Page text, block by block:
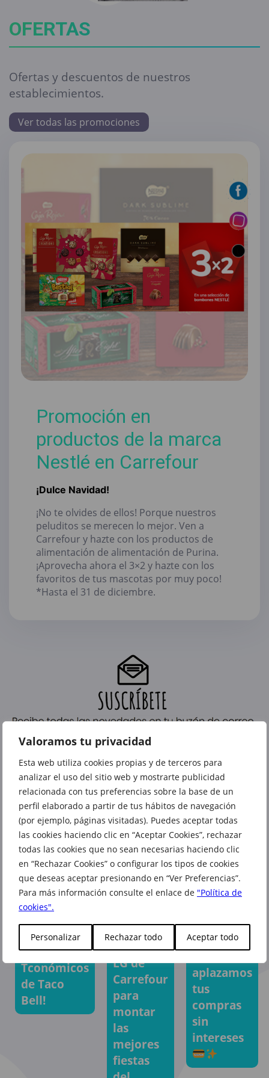
Valoramos tu privacidad
Esta web utiliza cookies propias y de terceros para
analizar el uso del sitio web y mostrarte publicidad
relacionada con tus preferencias sobre la base de un
perfil elaborado a partir de tus hábitos de navegación
(por ejemplo, páginas visitadas). Puedes aceptar todas
las cookies haciendo clic en “Aceptar Cookies”, rechazar
todas las cookies que no sean necesarias haciendo clic
en “Rechazar Cookies” o configurar los tipos de cookies
que deseas aceptar presionando en “Ver Preferencias”.
Para más información consulte el enlace de "Política de
cookies".
Personalizar Rechazar todo Aceptar todo
OFERTAS
Ofertas y descuentos de nuestros
establecimientos.
Ver todas las promociones
Promoción en
productos de la marca
Nestlé en Carrefour
¡Dulce Navidad!
¡No te olvides de ellos! Porque nuestros
peluditos se merecen lo mejor. Ven a
Carrefour y hazte con los productos de
alimentación de alimentación de Purina.
¡Aprovecha ahora el 3×2 y hazte con los
favoritos de tus mascotas por muy poco!
*Hasta el 31 de diciembre.
También te puede interesar
¡Llegan los
Tconómicos
de Taco
Bell!
El altavoz
LG de
Carrefour
para
montar
las
mejores
fiestas
En
aplazamos
tus
compras
sin
intereses